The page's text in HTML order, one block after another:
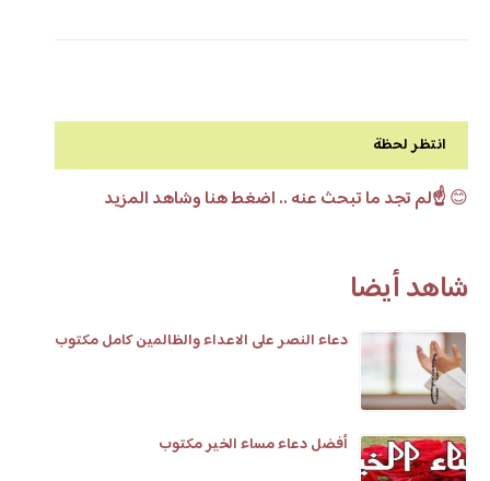
انتظر لحظة
😊☝️لم تجد ما تبحث عنه .. اضغط هنا وشاهد المزيد
شاهد أيضا
دعاء النصر على الاعداء والظالمين كامل مكتوب
أفضل دعاء مساء الخير مكتوب